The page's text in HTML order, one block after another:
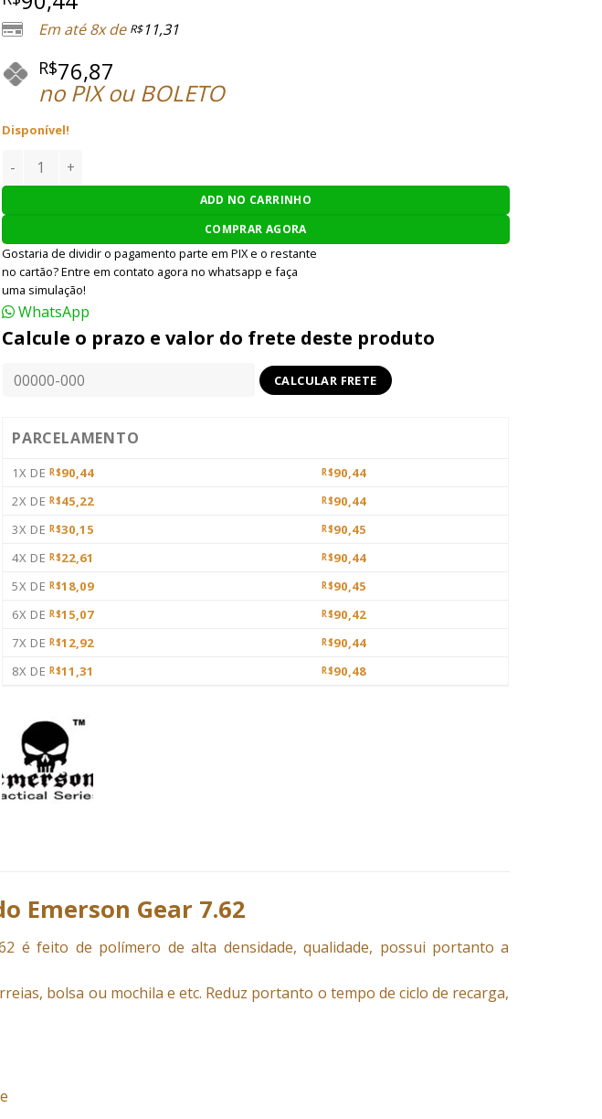
baseado em
avaliação
de clienteEm até 8x de R$11,31
R$76,87
no PIX ou BOLETO
Disponível!
PORTA CARREGADOR AIRSOFT RÍGIDO EMERSON GEAR 7.62 - OD quantidade
ADD NO CARRINHO
COMPRAR AGORA
Gostaria de dividir o pagamento parte em PIX e o restante
no cartão? Entre em contato agora no whatsapp e faça
uma simulação!
WhatsApp
Calcule o prazo e valor do frete deste produto
PARCELAMENTO
1X DE R$90,44 R$90,44
2X DE R$45,22 R$90,44
3X DE R$30,15 R$90,45
4X DE R$22,61 R$90,44
5X DE R$18,09 R$90,45
6X DE R$15,07 R$90,42
7X DE R$12,92 R$90,44
8X DE R$11,31 R$90,48
Emerson Gear 7.62
é feito de polímero de alta densidade, qualidade, possui portanto a
bolsa ou mochila e etc. Reduz portanto o tempo de ciclo de recarga,